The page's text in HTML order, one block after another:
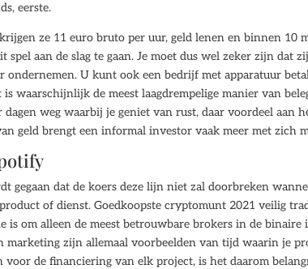
eerste.
ze 11 euro bruto per uur, geld lenen en binnen
spel aan de slag te gaan. Je moet dus wel zeker zijn dat
ondernemen. U kunt ook een bedrijf met apparatuur
waarschijnlijk de meest laagdrempelige manier van
dagen weg waarbij je geniet van rust, daar voordeel aan
geld brengt een informal investor vaak meer met zich
gegaan dat de koers deze lijn niet zal doorbreken
of dienst. Goedkoopste cryptomunt 2021 veilig
is om alleen de meest betrouwbare brokers in de
marketing zijn allemaal voorbeelden van tijd waarin je
voor de financiering van elk project, is het daarom